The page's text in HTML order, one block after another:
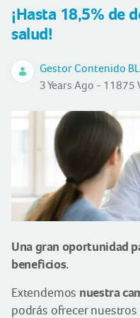
¡Hasta 18,5% de
salud!
Gestor Contenido
3 Years Ago - 11875
Una gran oportunidad
beneficios.
Extendemos nuestra
podrás ofrecer